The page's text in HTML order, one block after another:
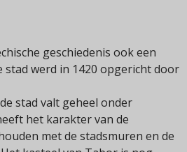
geschiedenis ook een
stad werd in 1420 opgericht door
stad valt geheel onder
het karakter van de
met de stadsmuren en de